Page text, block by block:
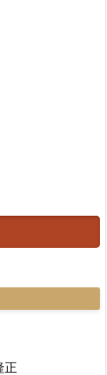
正